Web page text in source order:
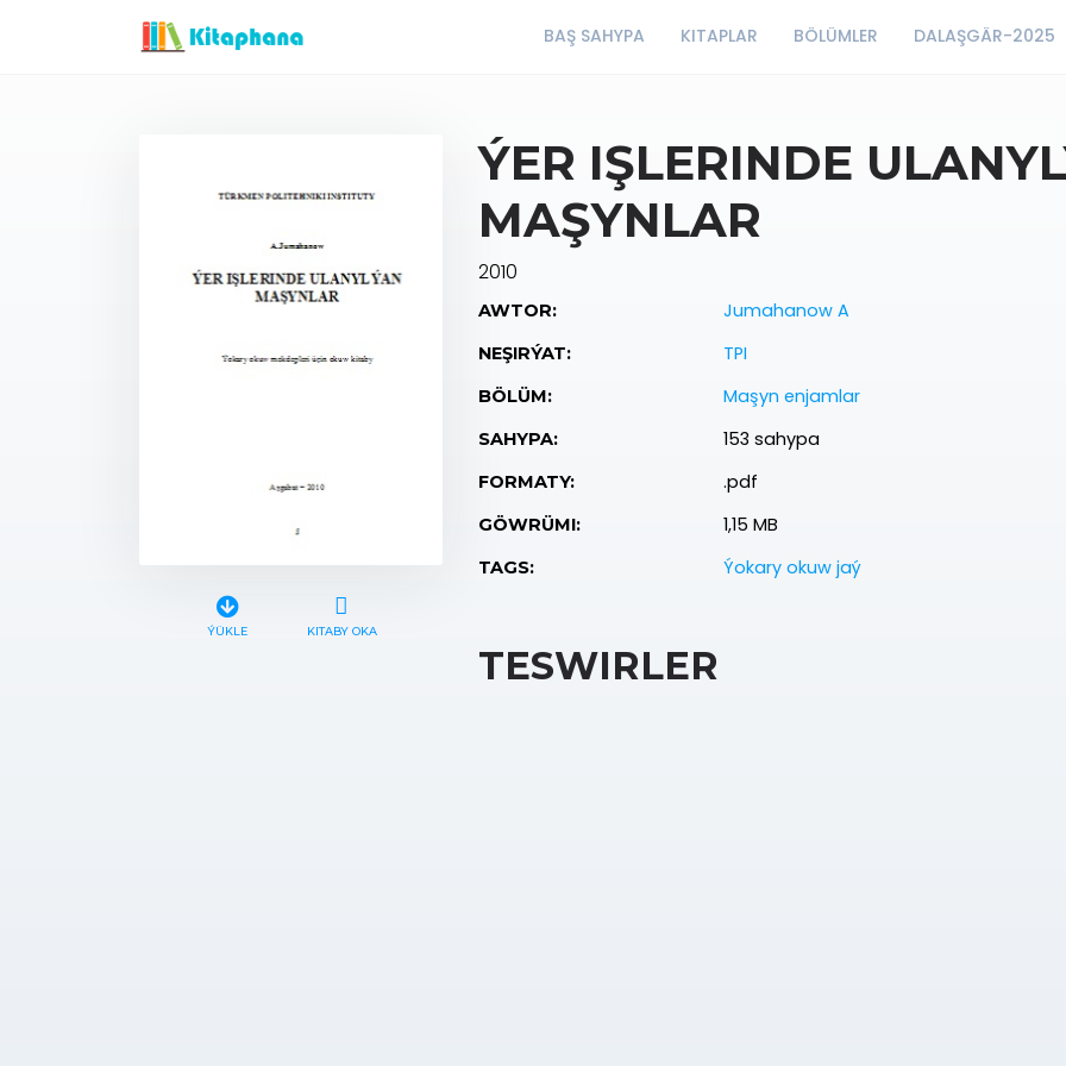
BAŞ SAHYPA KITAPLAR BÖLÜMLER DALAŞGÄR-2025
ÝÜKLE KITABY OKA
ÝER IŞLERINDE
MAŞYNLAR
2010
AWTOR: Jumahanow A
NEŞIRÝAT: TPI
BÖLÜM: Maşyn enjamlar
SAHYPA: 153 sahypa
FORMATY: .pdf
GÖWRÜMI: 1,15 MB
TAGS: Ýokary okuw jaý
TESWIRLER